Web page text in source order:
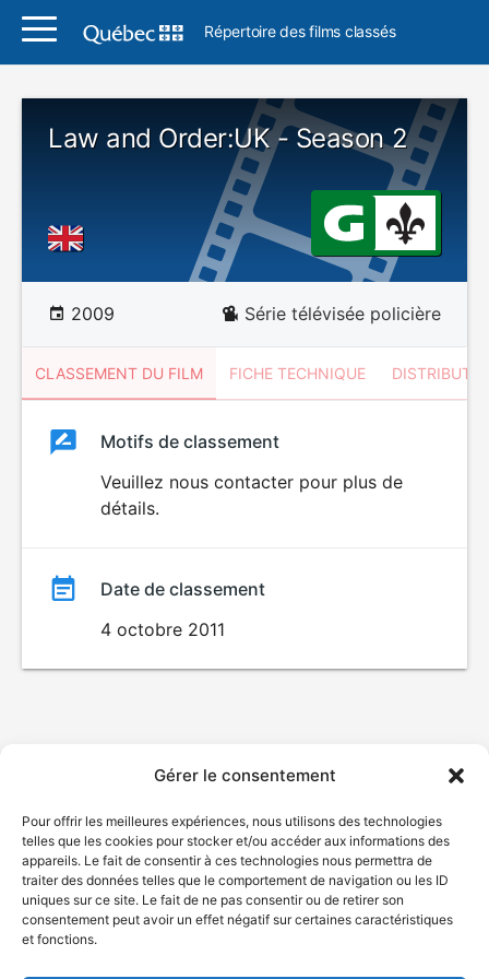
Gérer le consentement
Pour offrir les meilleures expériences, nous utilisons des technologies
telles que les cookies pour stocker et/ou accéder aux informations des
appareils. Le fait de consentir à ces technologies nous permettra de
traiter des données telles que le comportement de navigation ou les ID
uniques sur ce site. Le fait de ne pas consentir ou de retirer son
consentement peut avoir un effet négatif sur certaines caractéristiques
et fonctions.
Répertoire des films classés
Law and Order:UK - Season 2
2009 Série télévisée policière
CLASSEMENT DU FILM FICHE TECHNIQUE
ClassementClassement
Motifs de classement
Veuillez nous contacter pour plus de
détails.
Date de classement
4 octobre 2011